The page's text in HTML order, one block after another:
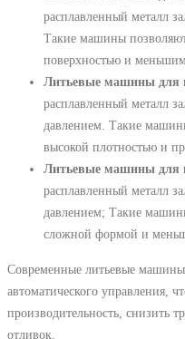
расплавленный металл
Такие машины
поверхностью и
Литьевые машины для
расплавленный металл
давлением. Такие
высокой плотностью и
Литьевые машины для
расплавленный металл
давлением; Такие
сложной формой и
Современные литьевые
автоматического управления,
производительность, снизить
отливок.